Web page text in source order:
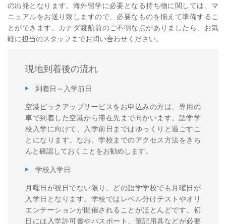
の出発となります。海外留学に必要となる持ち物に関しては、マ
ニュアルをお送り致しますので、必要なものを揃えて準備するこ
とができます。カナダ渡航前のご不明な点がありましたら、お気
軽に担当のスタッフまでお問い合わせください。
現地到着後の流れ
到着日～入学前日
空港ピックアップサービスをお申込みの方は、専用の
車で到着した空港から滞在先まで向かいます。語学学
校入学に向けて、入学前日まではゆっくりと過ごすこ
とになります。なお、学校までのアクセス方法をきち
んと確認しておくことをお勧めします。
学校入学日
月曜日が祝日でない限り、どの語学学校でも月曜日が
入学日となります。学校ではレベル分けテストやオリ
エンテーションが開催されることがほとんどです。初
日には入学許可書やパスポート、筆記用具などが必要